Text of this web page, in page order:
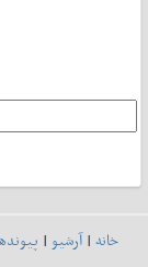
خانه|آرشیو| پیوندها